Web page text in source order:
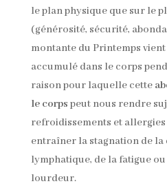
le plan physique que sur le
(générosité, sécurité,
montante du Printemps
accumulé dans le corps
raison pour laquelle cette
le corps peut nous rendre
refroidissements et
entraîner la stagnation de
lymphatique, de la fatigue
lourdeur.